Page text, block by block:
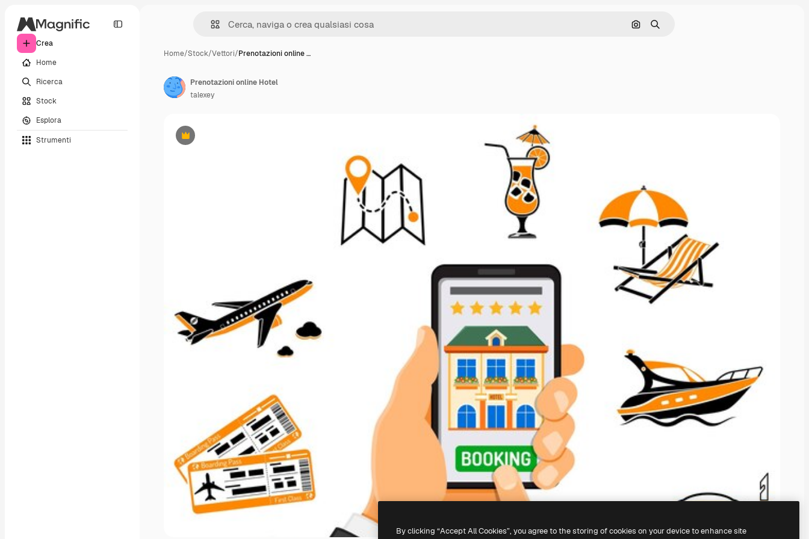
Crea
Home
Ricerca
Stock
Esplora
Strumenti
Cerca per immagine
Ricerca
Home/Stock/Vettori/Prenotazioni online …
Premium
Prenotazioni online Hotel
talexey
By clicking “Accept All Cookies”, you agree to the storing of cookies on your device to enhance site